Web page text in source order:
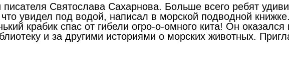
Святослава Сахарнова. Больше всего ребят
увидел под водой, написал в морской подводной
крабик спас от гибели огро-о-омного кита! Он
и за другими историями о морских животных.